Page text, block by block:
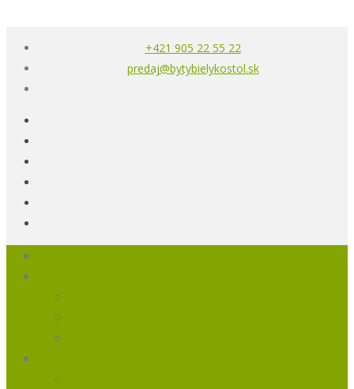
+421 905 22 55 22
predaj@bytybielykostol.sk